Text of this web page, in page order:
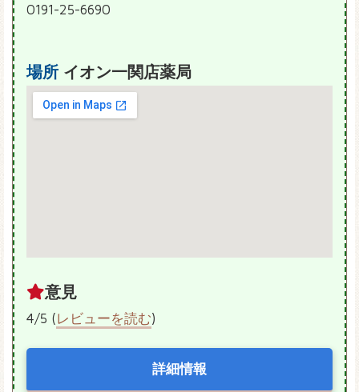
0191-25-6690
場所 イオン一関店薬局
意見
4/5 (レビューを読む)
詳細情報